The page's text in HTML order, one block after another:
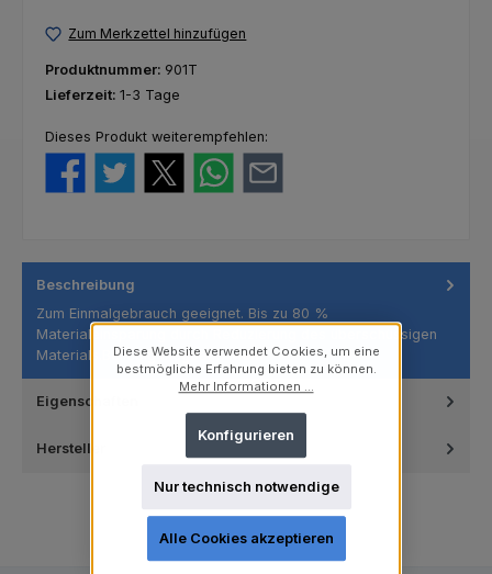
Zum Merkzettel hinzufügen
Produktnummer: 901T
Lieferzeit: 1-3 Tage
Dieses Produkt weiterempfehlen:
Beschreibung
Zum Einmalgebrauch geeignet. Bis zu 80 %
Materialeinsparung durch Reduzierung des überschüssigen
Materials.Beliebig biegbar…Mehr
Eigenschaften
Hersteller
Diese Website verwendet Cookies, um eine
bestmögliche Erfahrung bieten zu können.
Mehr Informationen ...
Nur technisch notwendige
Konfigurieren
Alle Cookies akzeptieren